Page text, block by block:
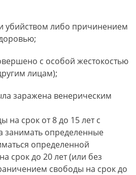
убийством либо причинением
с особой жестокостью
лицам);
заражена венерическим
на срок от 8 до 15 лет с
определенные
определенной
срок до 20 лет (или без
свободы на срок до